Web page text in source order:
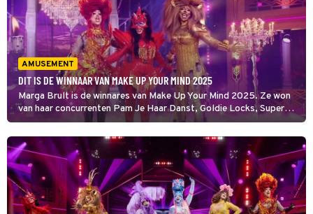
AMUSEMENT
DIT IS DE WINNAAR VAN MAKE UP YOUR MIND 2025
Marga Brult is de winnares van Make Up Your Mind 2025. Ze won
van haar concurrenten Pam Je Haar Danst, Goldie Locks, Super
Casy, Minnie Belle, Bonny On Fire.